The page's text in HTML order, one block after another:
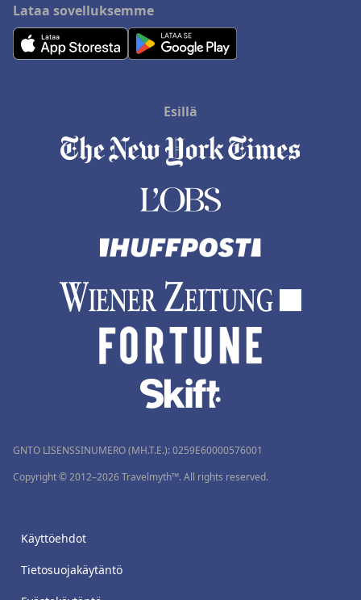
Lataa sovelluksemme
Esillä
GNTO LISENSSINUMERO (MH.T.E.): 0259Ε60000576001
Copyright © 2012–2026 Travelmyth™. All rights reserved.
Käyttöehdot
Tietosuojakäytäntö